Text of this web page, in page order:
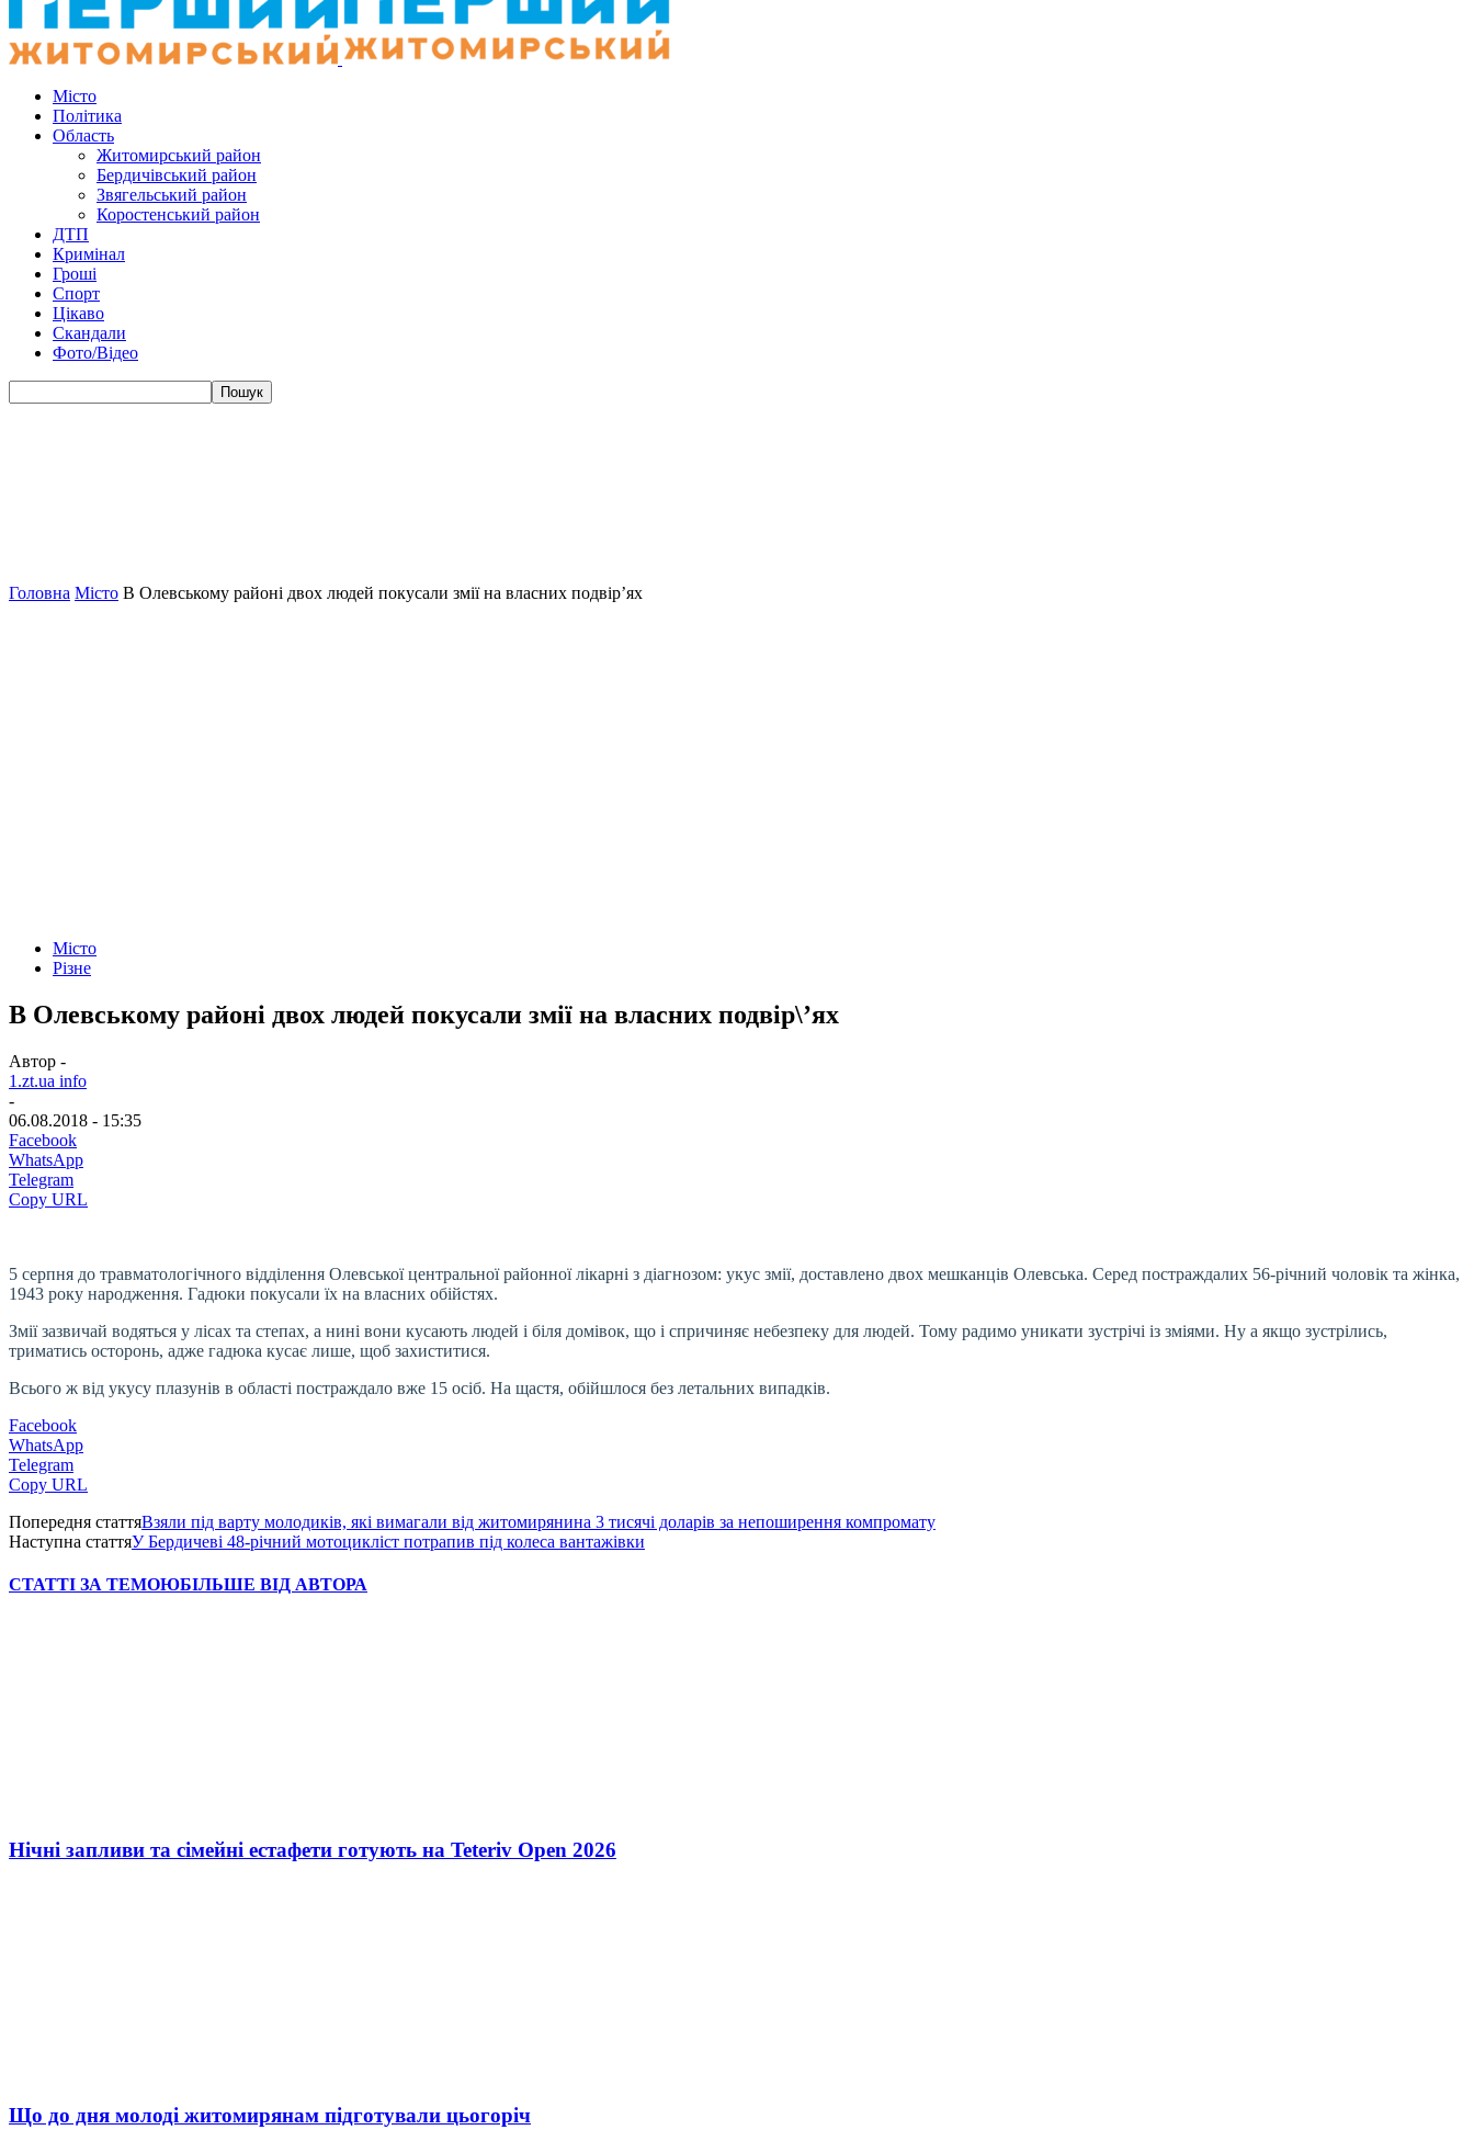
Місто
Політика
Область
Житомирський район
Бердичівський район
Звягельський район
Коростенський район
ДТП
Кримінал
Гроші
Спорт
Цікаво
Скандали
Фото/Відео
Головна Місто В Олевському районі двох людей покусали змії на власних подвір’ях
Місто
Різне
В Олевському районі двох людей покусали змії на власних подвір\’ях
Автор -
1.zt.ua info
-
06.08.2018 - 15:35
Facebook
WhatsApp
Telegram
Copy URL
5 серпня до травматологічного відділення Олевської центральної районної лікарні з діагнозом: укус змії, доставлено двох мешканців Олевська. Серед постраждалих 56-річний чоловік та жінка,
1943 року народження. Гадюки покусали їх на власних обійстях.
Змії зазвичай водяться у лісах та степах, а нині вони кусають людей і біля домівок, що і спричиняє небезпеку для людей. Тому радимо уникати зустрічі із зміями. Ну а якщо зустрілись,
триматись осторонь, адже гадюка кусає лише, щоб захиститися.
Всього ж від укусу плазунів в області постраждало вже 15 осіб. На щастя, обійшлося без летальних випадків.
Facebook
WhatsApp
Telegram
Copy URL
Попередня статтяВзяли під варту молодиків, які вимагали від житомирянина 3 тисячі доларів за непоширення компромату
Наступна статтяУ Бердичеві 48-річний мотоцикліст потрапив під колеса вантажівки
СТАТТІ ЗА ТЕМОЮБІЛЬШЕ ВІД АВТОРА
Нічні запливи та сімейні естафети готують на Teteriv Open 2026
Що до дня молоді житомирянам підготували цьогоріч